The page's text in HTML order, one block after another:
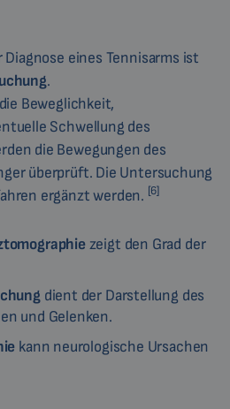
eines Tennisarms ist
.
Beweglichkeit,
Schwellung des
die Bewegungen des
überprüft. Die Untersuchung
ergänzt werden. [6]
zeigt den Grad der
dient der Darstellung des
und Gelenken.
kann neurologische Ursachen